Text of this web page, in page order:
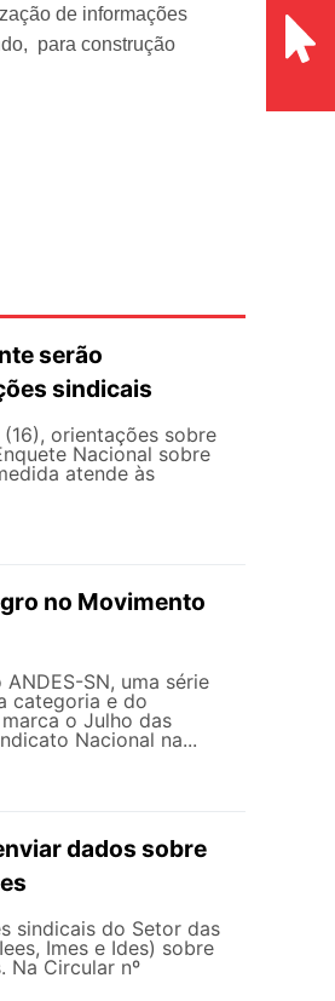
de informações
para construção
serão
sindicais
orientações sobre
Nacional sobre
atende às
no Movimento
SN, uma série
categoria e do
o Julho das
Nacional na...
dados sobre
sindicais do Setor das
Imes e Ides) sobre
Na Circular nº